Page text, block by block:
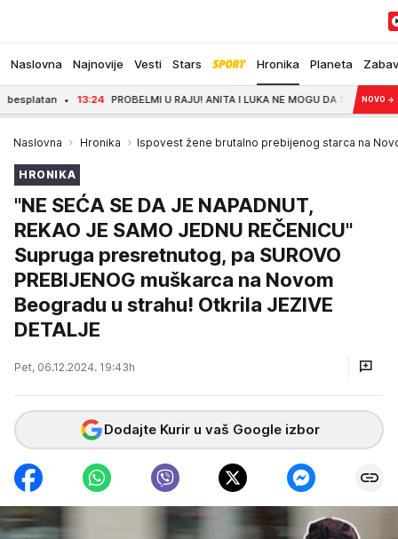
Naslovna Najnovije Vesti Stars Hronika Planeta
13:24 PROBELMI U RAJU! ANITA I LUKA NE MOGU DA SE VENČAJU:NOVO →
Naslovna Hronika Ispovest žene brutalno prebijenog starca na
HRONIKA
"NE SEĆA SE DA JE NAPADNUT,
REKAO JE SAMO JEDNU REČENICU"
Supruga presretnutog, pa SUROVO
PREBIJENOG muškarca na Novom
Beogradu u strahu! Otkrila JEZIVE
DETALJE
Pet, 06.12.2024. 19:43h
Dodajte Kurir u vaš Google izbor